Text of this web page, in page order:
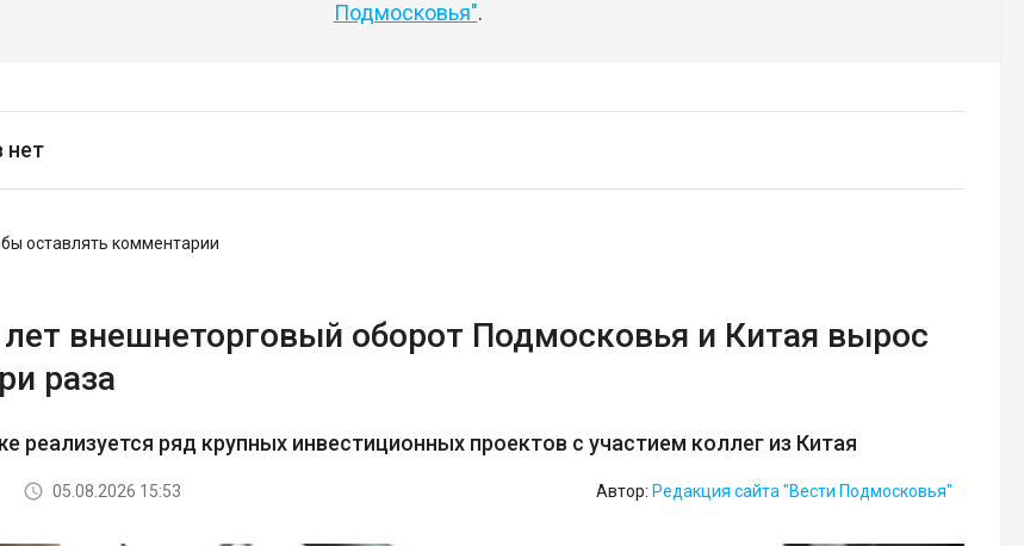
Подмосковья".
нет
оставлять комментарии
внешнеторговый оборот Подмосковья и Китая вырос
раза
реализуется ряд крупных инвестиционных проектов с участием коллег из Китая
05.08.2026 15:53 Автор: Редакция сайта "Вести Подмосковья"